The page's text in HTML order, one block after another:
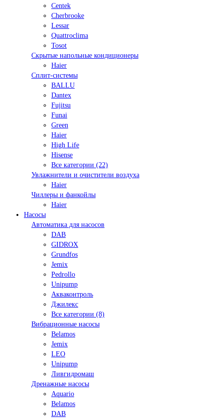
Centek
Cherbrooke
Lessar
Quattroclima
Tosot
Скрытые напольные кондиционеры
Haier
Сплит-системы
BALLU
Dantex
Fujitsu
Funai
Green
Haier
High Life
Hisense
Все категории (22)
Увлажнители и очистители воздуха
Haier
Чиллеры и фанкойлы
Haier
Насосы
Автоматика для насосов
DAB
GIDROX
Grundfos
Jemix
Pedrollo
Unipump
Акваконтроль
Джилекс
Все категории (8)
Вибрационные насосы
Belamos
Jemix
LEO
Unipump
Ливгидромаш
Дренажные насосы
Aquario
Belamos
DAB